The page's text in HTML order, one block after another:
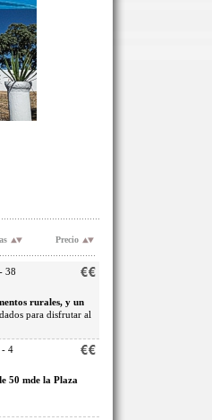
Precio
38
rurales, y un
para disfrutar al
- 4
50 mde la Plaza